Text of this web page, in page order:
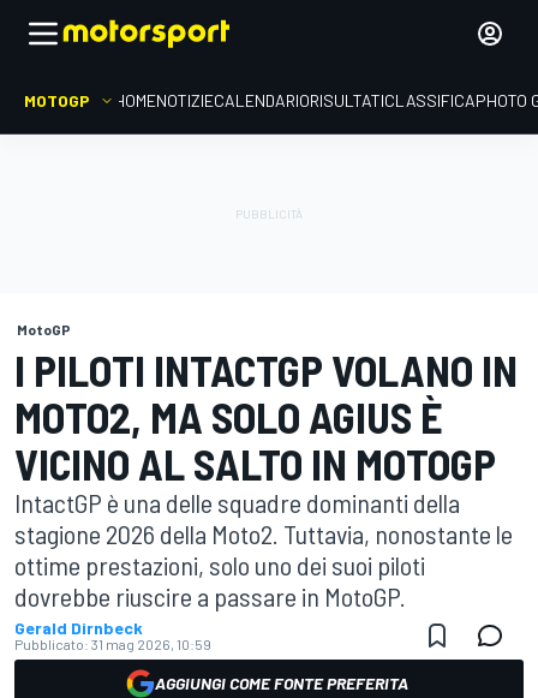
MOTOGP HOMENOTIZIECALENDARIORISULTATICLASSIFICAPHOTO
MotoGP
I PILOTI INTACTGP VOLANO IN
MOTO2, MA SOLO AGIUS È
VICINO AL SALTO IN MOTOGP
IntactGP è una delle squadre dominanti della
stagione 2026 della Moto2. Tuttavia, nonostante le
ottime prestazioni, solo uno dei suoi piloti
dovrebbe riuscire a passare in MotoGP.
Gerald Dirnbeck
Pubblicato: 31 mag 2026, 10:59
AGGIUNGI COME FONTE PREFERITA